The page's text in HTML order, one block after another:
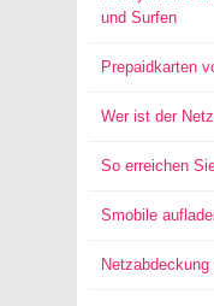
und Surfen
Prepaidkarten
Wer ist der
So erreichen
Smobile